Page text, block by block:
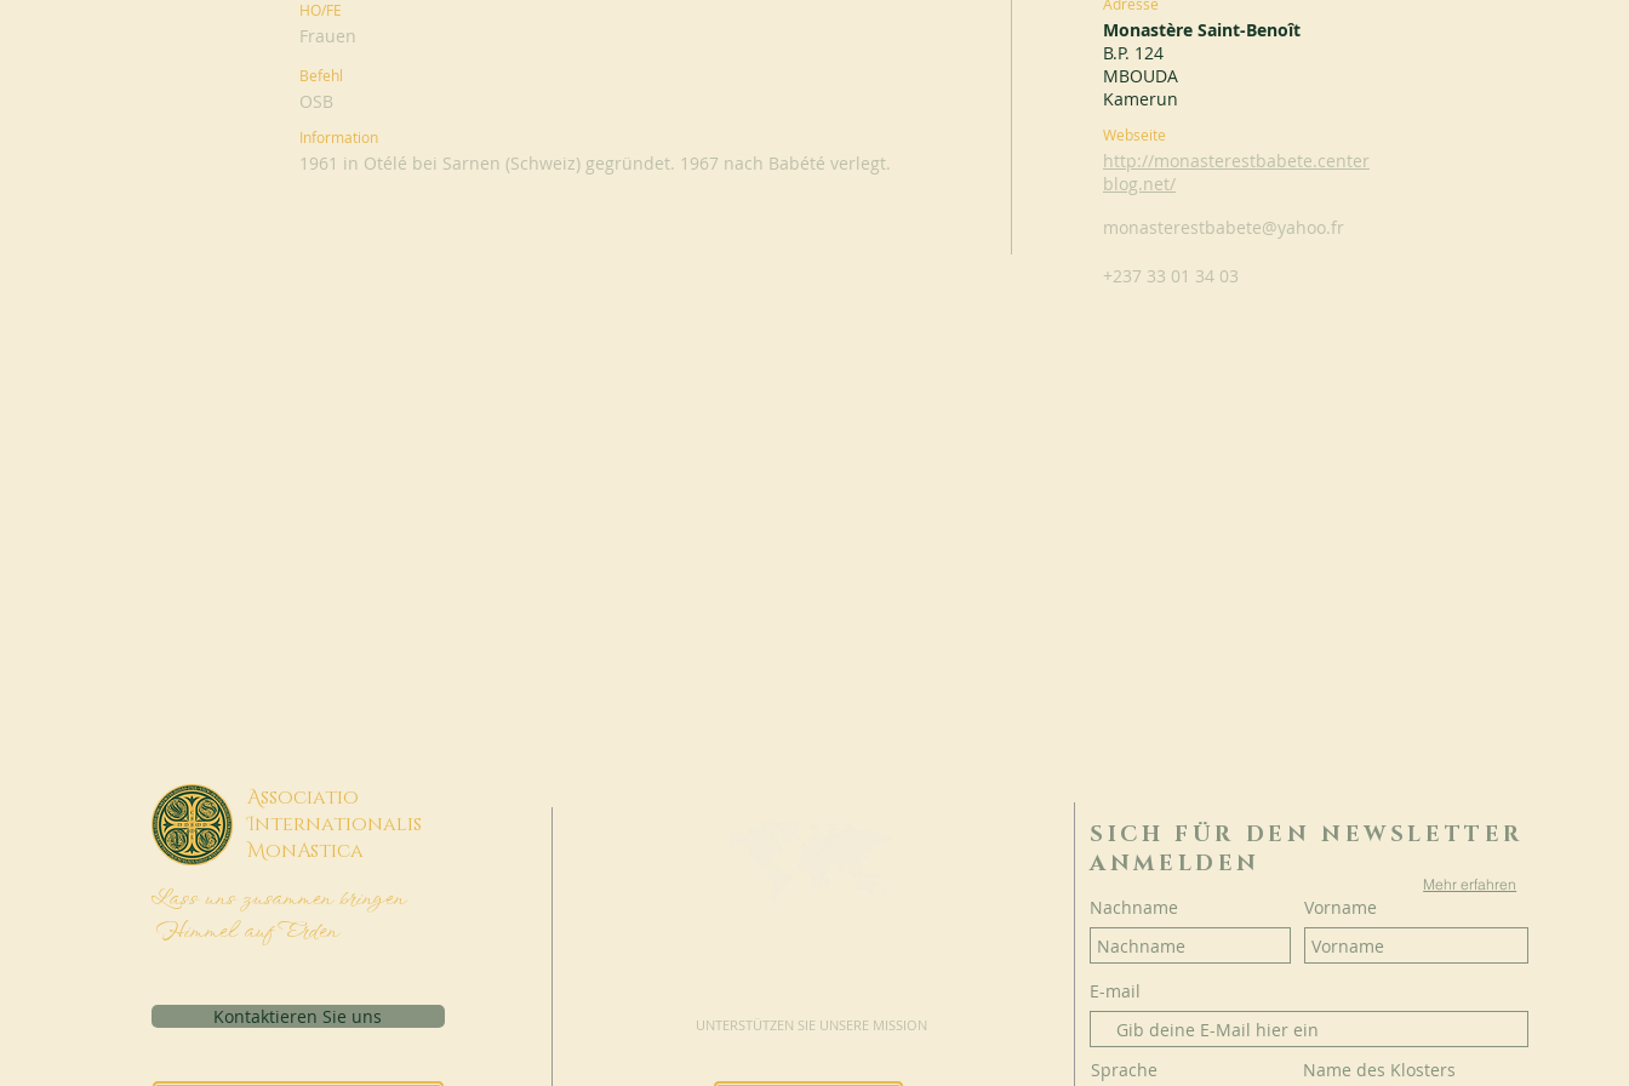
HO/FE
Frauen
Befehl
OSB
Information
1961 in Otélé bei Sarnen (Schweiz) gegründet. 1967 nach Babété verlegt.
Monastère Saint-Benoît
B.P. 124
MBOUDA
Kamerun
Webseite
http://monasterestbabete.center
blog.net/
monasterestbabete@yahoo.fr
+237 33 01 34 03
Associatio
Internationalis
MonAstica
Lass uns zusammen bringen
Himmel auf Erden
Kontaktieren Sie uns UNTERSTÜTZEN SIE UNSERE MISSION
SICH FÜR DEN NEWSLETTER
ANMELDEN
Mehr erfahren
Nachname Vorname
E-mail
Sprache Name des Klosters